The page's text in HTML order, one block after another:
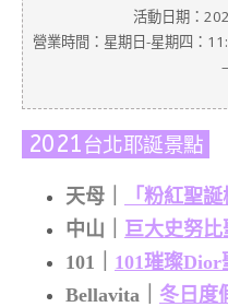
活動日期：
營業時間：星期日-星期四：
2021台北耶誕景點
天母｜
「粉紅聖
中山｜ 巨大史努
101｜ 101璀璨Dior
Bellavita｜ 冬日度